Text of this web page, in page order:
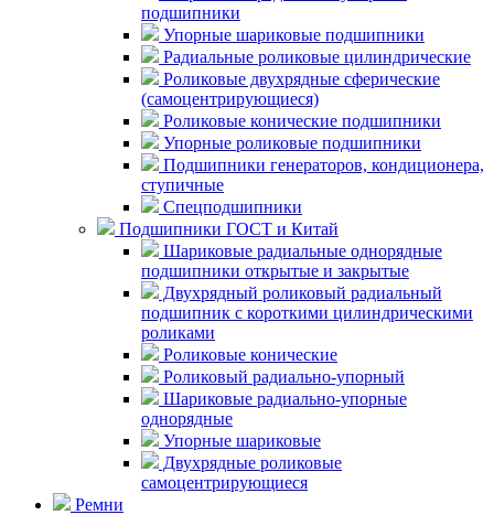
подшипники
Упорные шариковые подшипники
Радиальные роликовые цилиндрические
Роликовые двухрядные сферические
(самоцентрирующиеся)
Роликовые конические подшипники
Упорные роликовые подшипники
Подшипники генераторов, кондиционера,
ступичные
Спецподшипники
Подшипники ГОСТ и Китай
Шариковые радиальные однорядные
подшипники открытые и закрытые
Двухрядный роликовый радиальный
подшипник с короткими цилиндрическими
роликами
Роликовые конические
Роликовый радиально-упорный
Шариковые радиально-упорные
однорядные
Упорные шариковые
Двухрядные роликовые
самоцентрирующиеся
Ремни